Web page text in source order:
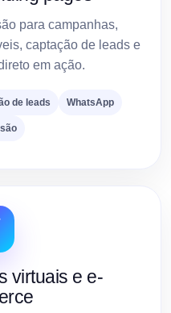
para campanhas,
captação de leads e
em ação.
de leads WhatsApp
virtuais e e-